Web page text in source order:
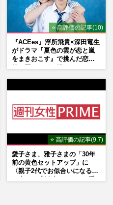
⭐ 高評価の記事(10)
『ACEes』浮所飛貴×深田竜生
がドラマ『夏色の雲が恋と嵐
をまきおこす』で挑んだ恋人
⭐ 高評価の記事(9.7)
愛子さま、雅子さまの「30年
前の黄色セットアップ」に
〈親子2代でお似合いになる〉